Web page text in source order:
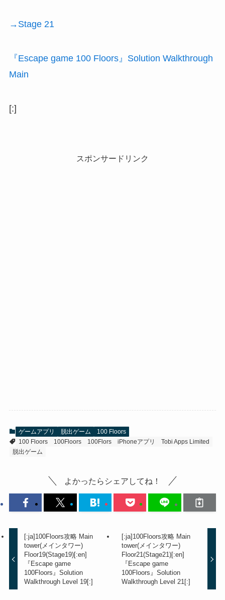
→Stage 21
『Escape game 100 Floors』Solution Walkthrough
Main
[:]
スポンサードリンク
ゲームアプリ 脱出ゲーム
100 Floors
100 Floors
100Floors 100Flors iPhoneアプリ
Tobi Apps Limited
脱出ゲーム
よかったらシェアしてね！
[:ja]100Floors攻略 Main
tower(メインタワー)
Floor19(Stage19)[:en]
『Escape game
100Floors』Solution
Walkthrough Level 19[:]
[:ja]100Floors攻略 Main
tower(メインタワー)
Floor21(Stage21)[:en]
『Escape game
100Floors』Solution
Walkthrough Level 21[:]